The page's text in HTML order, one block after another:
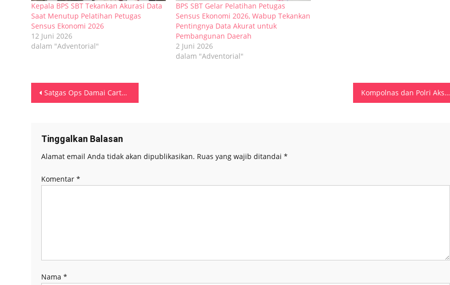
Kepala BPS SBT Tekankan Akurasi Data
Saat Menutup Pelatihan Petugas
Sensus Ekonomi 2026
12 Juni 2026
dalam "Adventorial"
BPS SBT Gelar Pelatihan Petugas
Sensus Ekonomi 2026, Wabup Tekankan
Pentingnya Data Akurat untuk
Pembangunan Daerah
2 Juni 2026
dalam "Adventorial"
Navigasi
Satgas Ops Damai Cartenz 2026 Tangkap Terduga Anggota KKB Kepala Air Terkait Penembakan Karyawan PT Freeport Indonesia Kompolnas dan Polri Akselerasi Reformasi Kelembagaan Melalui Rakorwas 2026
Tinggalkan Balasan
Alamat email Anda tidak akan dipublikasikan. Ruas yang wajib ditandai *
Komentar *
Nama *